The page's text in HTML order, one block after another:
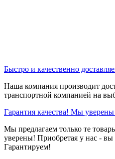
Быстро и качественно
Наша компания производит
транспортной компанией на
Гарантия качества! Мы
Мы предлагаем только те
уверены! Приобретая у нас - вы
Гарантируем!